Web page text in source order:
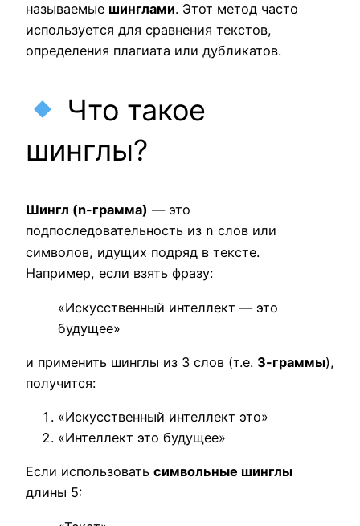
называемые шинглами. Этот метод часто
используется для сравнения текстов,
определения плагиата или дубликатов.
Что такое
шинглы?
Шингл (n-грамма) — это
подпоследовательность из n слов или
символов, идущих подряд в тексте.
Например, если взять фразу:
«Искусственный интеллект — это
будущее»
и применить шинглы из 3 слов (т.е. 3-граммы),
получится:
«Искусственный интеллект это»
«Интеллект это будущее»
Если использовать символьные шинглы
длины 5: